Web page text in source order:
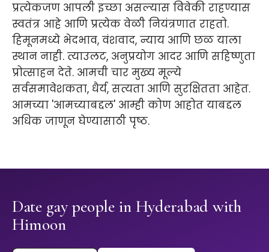
प्रत्येकजण आपली इच्छा असल्यास विवेकी राहण्यास
स्वतंत्र आहे आणि प्रत्येक वेळी नियंत्रणात राहतो.
हिमूनमध्ये भेदभाव, वंशवाद, न्याय आणि छळ याला
स्थान नाही. त्याउलट, अनुप्रयोग आदर आणि सहिष्णुता
प्रोत्साहन देते. आमची चार मुख्य मूल्ये
सर्वसमावेशकता, धैर्य, सत्यता आणि सुरक्षितता आहेत.
आमच्या 'आमच्याबद्दल' आम्ही कोण आहोत याबद्दल
अधिक जाणून घेण्यासाठी पृष्ठ.
Date gay people in Hyderabad with
Himoon